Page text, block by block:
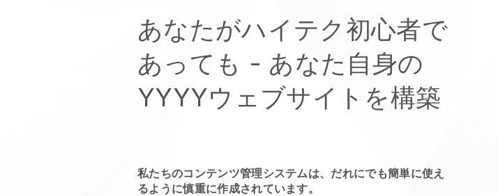
あなたがハイテク初心者で
あっても - あなた自身の
YYYYウェブサイトを構築
私たちのコンテンツ管理システムは、だれにでも簡単に使え
るように慎重に作成されています。